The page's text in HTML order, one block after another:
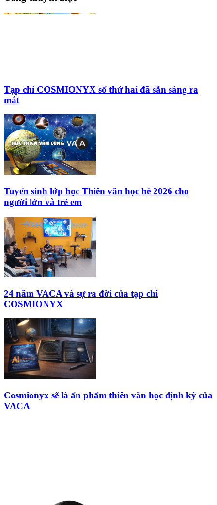
Tạp chí COSMIONYX số thứ hai đã sẵn sàng ra
mắt
Tuyển sinh lớp học Thiên văn học hè 2026 cho
người lớn và trẻ em
24 năm VACA và sự ra đời của tạp chí
COSMIONYX
Cosmionyx sẽ là ấn phẩm thiên văn học định kỳ của
VACA